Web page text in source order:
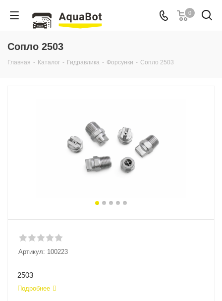
0
Сопло 2503
Главная - Каталог - Гидравлика - Форсунки - Сопло 2503
Артикул: 100223
2503
Подробнее